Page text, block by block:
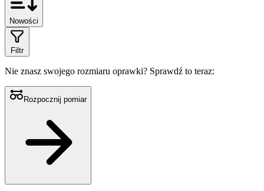
Nowości
Filtr
Nie znasz swojego rozmiaru oprawki? Sprawdź to teraz:
Rozpocznij pomiar